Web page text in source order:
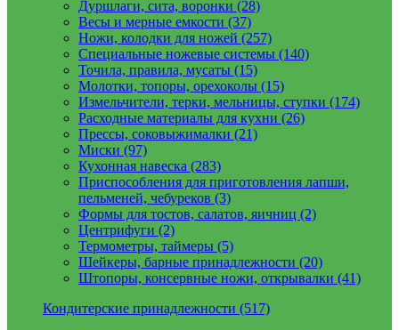
Дуршлаги, сита, воронки (28)
Весы и мерные емкости (37)
Ножи, колодки для ножей (257)
Специальные ножевые системы (140)
Точила, правила, мусаты (15)
Молотки, топоры, орехоколы (15)
Измельчители, терки, мельницы, ступки (174)
Расходные материалы для кухни (26)
Прессы, соковыжималки (21)
Миски (97)
Кухонная навеска (283)
Приспособления для приготовления лапши,
пельменей, чебуреков (3)
Формы для тостов, салатов, яичниц (2)
Центрифуги (2)
Термометры, таймеры (5)
Шейкеры, барные принадлежности (20)
Штопоры, консервные ножи, открывалки (41)
Кондитерские принадлежности (517)